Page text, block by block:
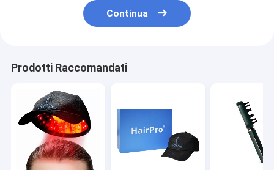
Continua
Prodotti Raccomandati